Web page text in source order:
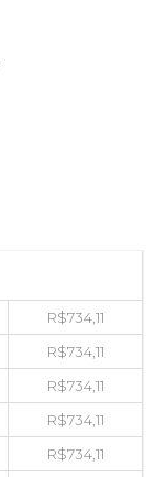
R$734,11
R$734,11
R$734,11
R$734,11
R$734,11